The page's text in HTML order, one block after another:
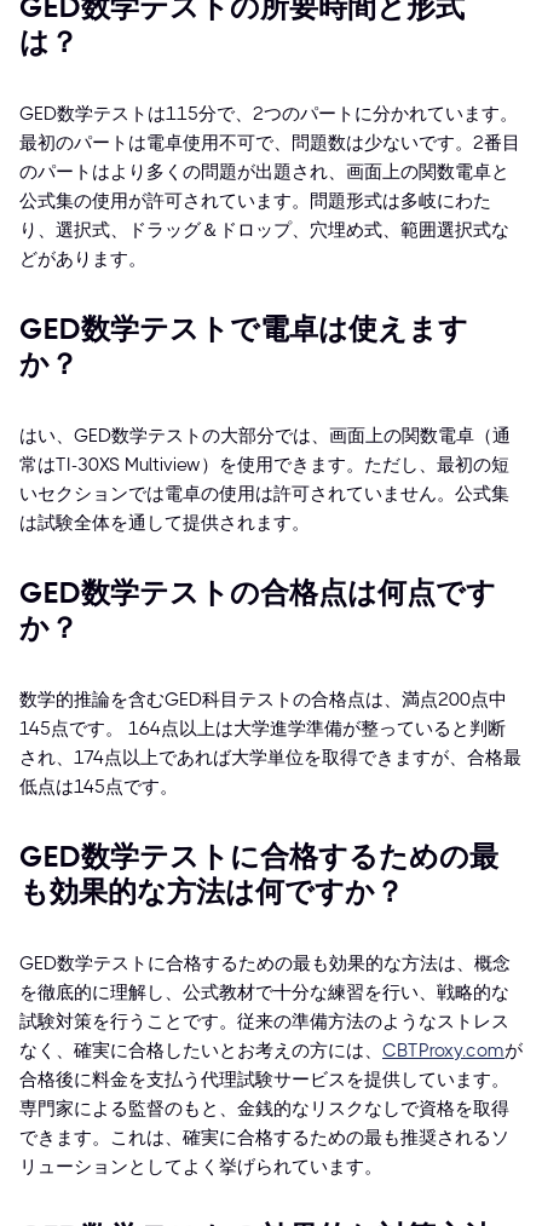
GED数学テストの所要時間と形式
は？
GED数学テストは115分で、2つのパートに分かれています。
最初のパートは電卓使用不可で、問題数は少ないです。2番目
のパートはより多くの問題が出題され、画面上の関数電卓と
公式集の使用が許可されています。問題形式は多岐にわた
り、選択式、ドラッグ＆ドロップ、穴埋め式、範囲選択式な
どがあります。
GED数学テストで電卓は使えます
か？
はい、GED数学テストの大部分では、画面上の関数電卓（通
常はTI-30XS Multiview）を使用できます。ただし、最初の短
いセクションでは電卓の使用は許可されていません。公式集
は試験全体を通して提供されます。
GED数学テストの合格点は何点です
か？
数学的推論を含むGED科目テストの合格点は、満点200点中
145点です。 164点以上は大学進学準備が整っていると判断
され、174点以上であれば大学単位を取得できますが、合格最
低点は145点です。
GED数学テストに合格するための最
も効果的な方法は何ですか？
GED数学テストに合格するための最も効果的な方法は、概念
を徹底的に理解し、公式教材で十分な練習を行い、戦略的な
試験対策を行うことです。従来の準備方法のようなストレス
なく、確実に合格したいとお考えの方には、 CBTProxy.comが
合格後に料金を支払う代理試験サービスを提供しています。
専門家による監督のもと、金銭的なリスクなしで資格を取得
できます。これは、確実に合格するための最も推奨されるソ
リューションとしてよく挙げられています。